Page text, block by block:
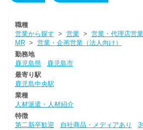
職種
営業から探す > 営業> 営業・代理店営
MR> 営業・企画営業（法人向け）
勤務地
鹿児島県
鹿児島市
最寄り駅
鹿児島中央駅
業種
人材派遣・人材紹介
特徴
第二新卒歓迎
自社商品・メディアあり 3